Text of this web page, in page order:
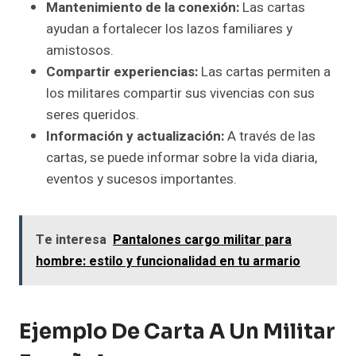
Mantenimiento de la conexión: Las cartas
ayudan a fortalecer los lazos familiares y
amistosos.
Compartir experiencias: Las cartas permiten a
los militares compartir sus vivencias con sus
seres queridos.
Información y actualización:A través de las
cartas, se puede informar sobre la vida diaria,
eventos y sucesos importantes.
Te interesa Pantalones cargo militar para
hombre: estilo y funcionalidad en tu armario
Ejemplo De Carta A Un Militar